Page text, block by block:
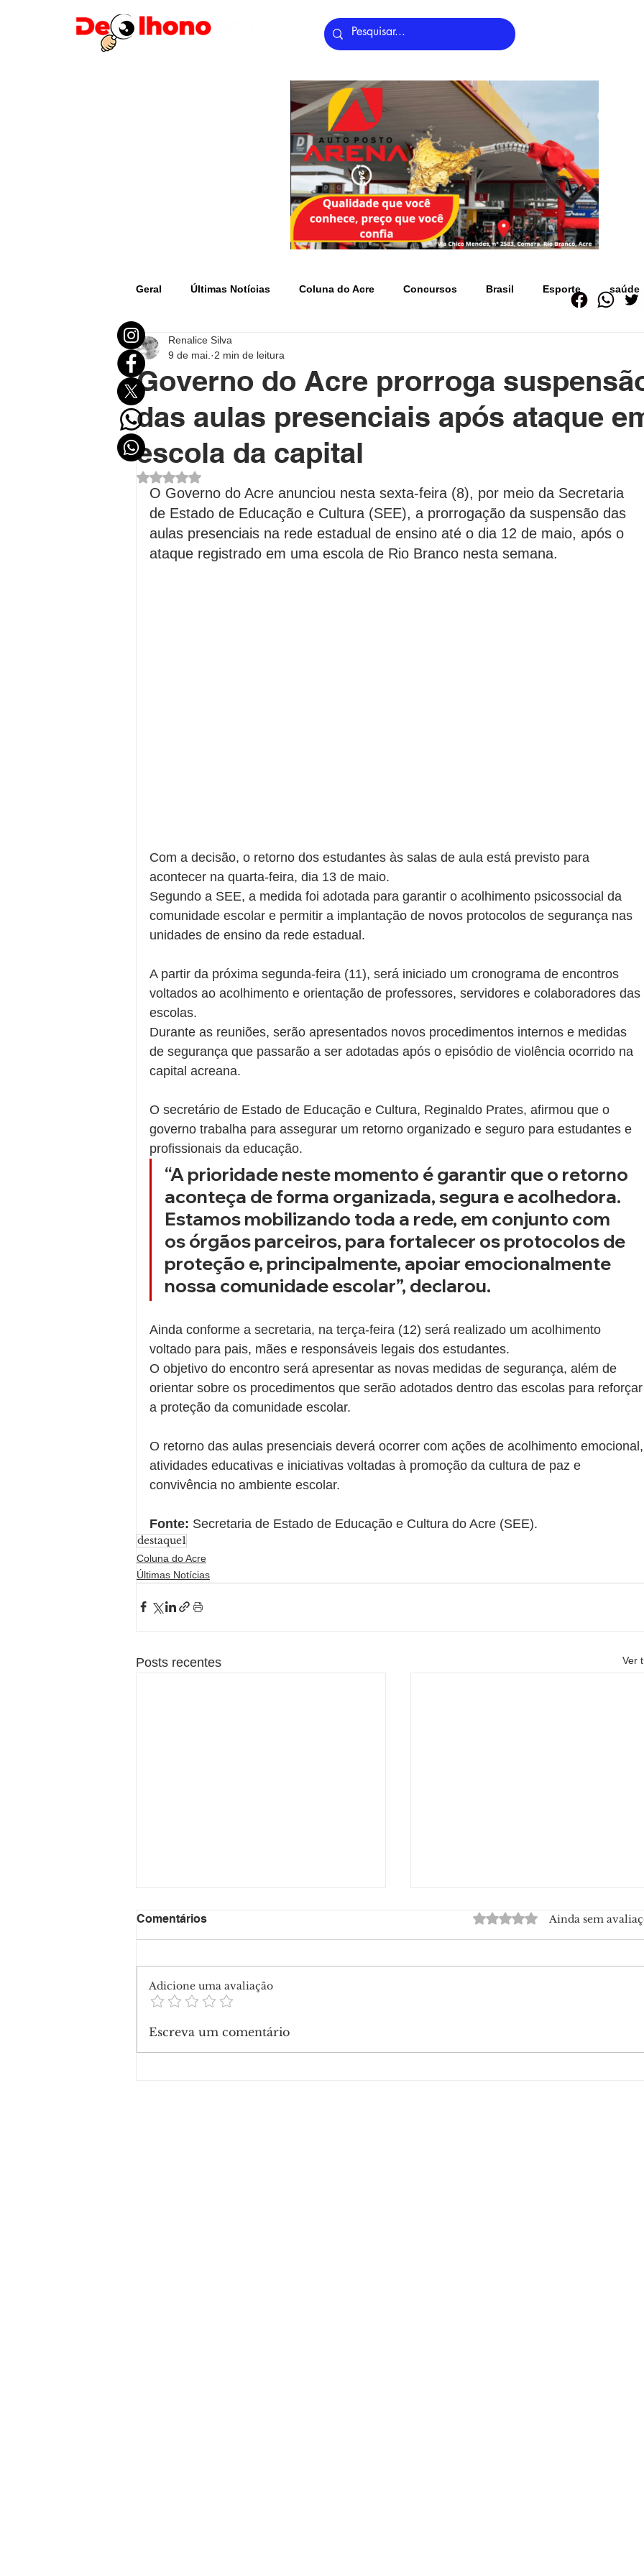
Geral Últimas Notícias Coluna do Acre Concursos Brasil Esporte saúde
Mundo Eleições
Destaque Político Home Governo do Acre
Política no Acre Política Brasil e Mundo
Polícial Economia FUXICO NO BALDE
Governo do Acre prorroga
das aulas presenciais após ataque
escola da capital
Renalice Silva
9 de mai.
2 min de leitura
Avaliado com NaN de 5 estrelas.
O Governo do Acre anunciou nesta sexta-feira (8), por meio da Secretaria
de Estado de Educação e Cultura (SEE), a prorrogação da suspensão das
aulas presenciais na rede estadual de ensino até o dia 12 de maio, após o
ataque registrado em uma escola de Rio Branco nesta semana.
Com a decisão, o retorno dos estudantes às salas de aula está previsto para
acontecer na quarta-feira, dia 13 de maio.
Segundo a SEE, a medida foi adotada para garantir o acolhimento psicossocial da
comunidade escolar e permitir a implantação de novos protocolos de segurança nas
unidades de ensino da rede estadual.
A partir da próxima segunda-feira (11), será iniciado um cronograma de encontros
voltados ao acolhimento e orientação de professores, servidores e colaboradores das
escolas.
Durante as reuniões, serão apresentados novos procedimentos internos e medidas
de segurança que passarão a ser adotadas após o episódio de violência ocorrido na
capital acreana.
O secretário de Estado de Educação e Cultura, Reginaldo Prates, afirmou que o
governo trabalha para assegurar um retorno organizado e seguro para estudantes e
profissionais da educação.
“A prioridade neste momento é garantir que o retorno
aconteça de forma organizada, segura e acolhedora.
Estamos mobilizando toda a rede, em conjunto com
os órgãos parceiros, para fortalecer os protocolos de
proteção e, principalmente, apoiar emocionalmente
nossa comunidade escolar”, declarou.
Ainda conforme a secretaria, na terça-feira (12) será realizado um acolhimento
voltado para pais, mães e responsáveis legais dos estudantes.
O objetivo do encontro será apresentar as novas medidas de segurança, além de
orientar sobre os procedimentos que serão adotados dentro das escolas para reforçar
a proteção da comunidade escolar.
O retorno das aulas presenciais deverá ocorrer com ações de acolhimento emocional,
atividades educativas e iniciativas voltadas à promoção da cultura de paz e
convivência no ambiente escolar.
Fonte: Secretaria de Estado de Educação e Cultura do Acre (SEE).
destaque1
Coluna do Acre
Últimas Notícias
Posts recentes Ver
Mega-Sena acumula e próximo
Idoso é atacado a facadas após
Comentários Avaliado com 0 de 5 estrelas.
Ainda sem
Adicione uma avaliação
Escreva um comentário